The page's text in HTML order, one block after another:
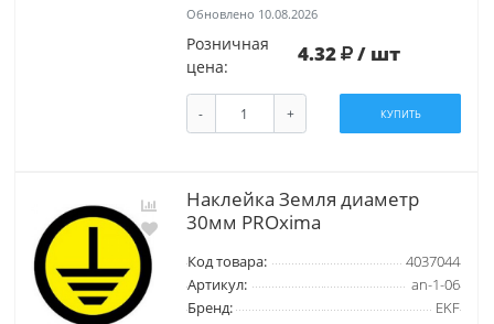
Обновлено 10.08.2026
Розничная
цена:
4.32 / шт
- + КУПИТЬ
Наклейка Земля диаметр
30мм PROxima
Код товара:
4037044
Артикул:
an-1-06
Бренд:
EKF